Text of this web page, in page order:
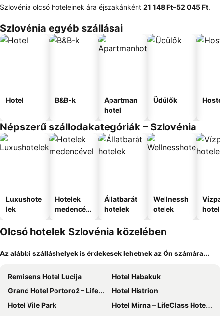
Szlovénia olcsó hoteleinek ára éjszakánként ‎21 148 Ft–‎52 045 Ft.
Szlovénia egyéb szállásai
Hotel B&B-k
Apartman
hotel
Üdülők
Népszerű szállodakategóriák – Szlovénia
Luxushote
lek
Hotelek
medencév
Állatbarát
hotelek
Wellnessh
otelek
Olcsó hotelek Szlovénia közelében
Az alábbi szálláshelyek is érdekesek lehetnek az Ön számára...
Remisens Hotel Lucija
Hotel Habakuk
Grand Hotel Portorož – LifeClass Hotels & Spa, Portorož
Hotel Histrion
Hotel Vile Park
Hotel Mirna – LifeClass Hotels & Spa, Portorož